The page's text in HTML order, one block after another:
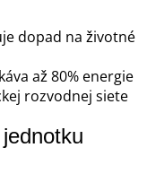
dopad na životné
až 80% energie
rozvodnej siete